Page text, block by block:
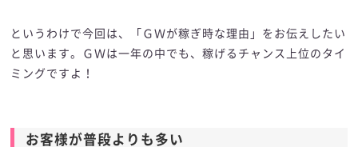
というわけで今回は、「ＧＷが稼ぎ時な理由」をお伝えしたい
と思います。ＧＷは一年の中でも、稼げるチャンス上位のタイ
ミングですよ！
お客様が普段よりも多い